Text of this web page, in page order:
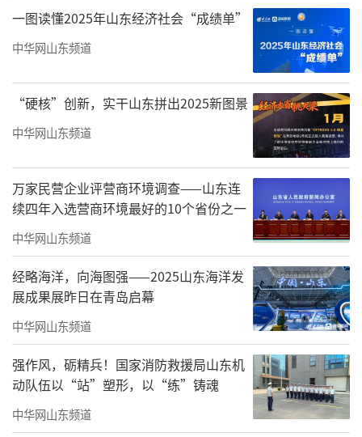
并不陌生，但是此次展览亮相的近两年作品，
仍然让我耳目一新。一千个读者就有一千个哈
姆雷特，我相信在座的老师和朋友们，在欣赏
宋老师作品时的视角也或多或少有所不同，我
姑且就从宋老师学生的角度，来谈一谈对宋老
师作品的理解。
首先，宋老师的绘画有今天的面貌，并不
是一蹴而就或者说是“嫁接”出来的，而是在
一次次现场写生中生发而来的。如果把宋老师
的代表作品按时间顺序排列，大家一定有惊人
的发现：如今展出的“彩色时期”作品，历经
母题探寻、视角打磨、语言淬炼，长达二十年
的成长。此次展览可以说只是宋老师艺术历程
的一个切片，艺术从来没有捷径，宋老师这种
对艺术探索的精神，在当下浮躁的艺术环境里
非常可贵，也是我们后生需要学习的楷模。
一图读懂2025年山东经济社会“成绩单”
中华网山东频道
“硬核”创新，实干山东拼出2025新图景
中华网山东频道
万家民营企业评营商环境调查——山东连
续四年入选营商环境最好的10个省份之一
中华网山东频道
经略海洋，向海图强——2025山东海洋发
展成果展昨日在青岛启幕
中华网山东频道
强作风，砺精兵！国家消防救援局山东机
动队伍以“站”塑形，以“练”铸魂
中华网山东频道